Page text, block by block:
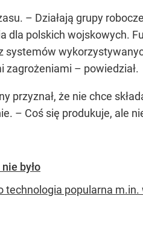
– Działają grupy
polskich wojskowych.
zagrożeniami – powiedział.
że nie chce
– Coś się produkuje, ale
było
technologia popularna